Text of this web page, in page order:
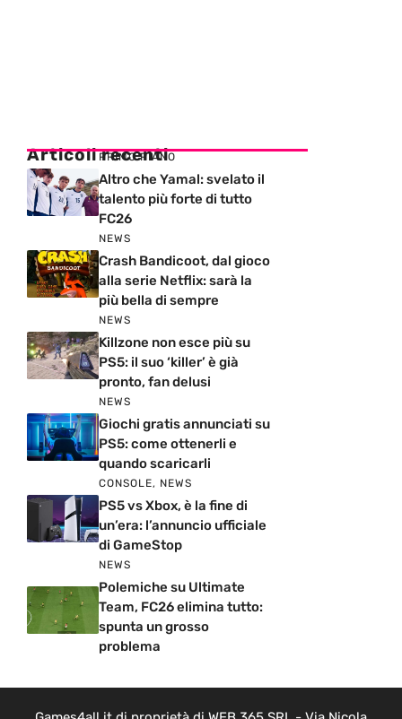
Articoli recenti
PRIMO PIANO
Altro che Yamal: svelato il
talento più forte di tutto
FC26
NEWS
Crash Bandicoot, dal gioco
alla serie Netflix: sarà la
più bella di sempre
NEWS
Killzone non esce più su
PS5: il suo ‘killer’ è già
pronto, fan delusi
NEWS
Giochi gratis annunciati su
PS5: come ottenerli e
quando scaricarli
CONSOLE, NEWS
PS5 vs Xbox, è la fine di
un’era: l’annuncio ufficiale
di GameStop
NEWS
Polemiche su Ultimate
Team, FC26 elimina tutto:
spunta un grosso
problema